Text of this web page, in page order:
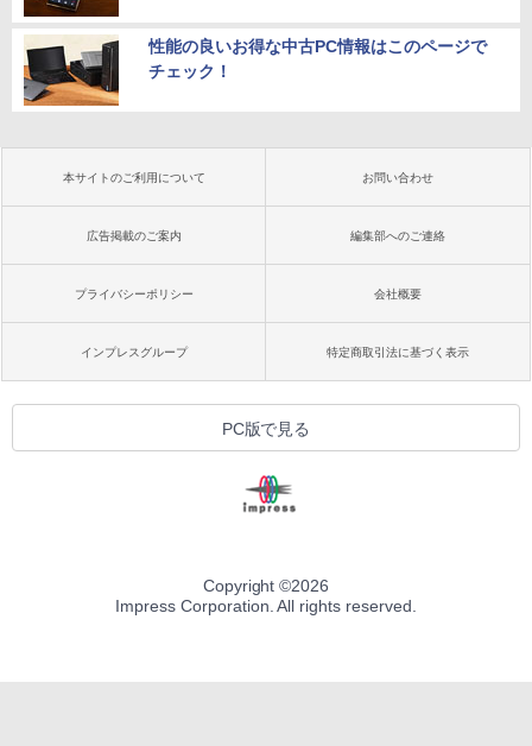
性能の良いお得な中古PC情報はこのページで
チェック！
本サイトのご利用について お問い合わせ
広告掲載のご案内 編集部へのご連絡
プライバシーポリシー 会社概要
インプレスグループ 特定商取引法に基づく表示
PC版で見る
Copyright ©2026
Impress Corporation. All rights reserved.